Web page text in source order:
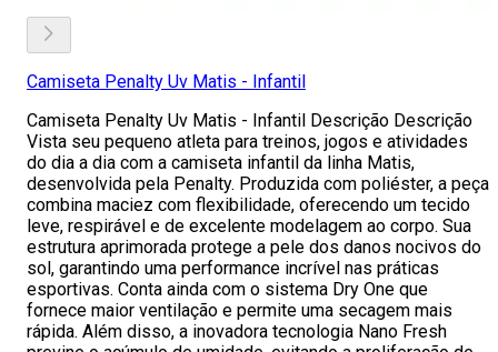
Camiseta Penalty Uv Matis - Infantil
Camiseta Penalty Uv Matis - Infantil Descrição Descrição
Vista seu pequeno atleta para treinos, jogos e atividades
do dia a dia com a camiseta infantil da linha Matis,
desenvolvida pela Penalty. Produzida com poliéster, a peça
combina maciez com flexibilidade, oferecendo um tecido
leve, respirável e de excelente modelagem ao corpo. Sua
estrutura aprimorada protege a pele dos danos nocivos do
sol, garantindo uma performance incrível nas práticas
esportivas. Conta ainda com o sistema Dry One que
fornece maior ventilação e permite uma secagem mais
rápida. Além disso, a inovadora tecnologia Nano Fresh